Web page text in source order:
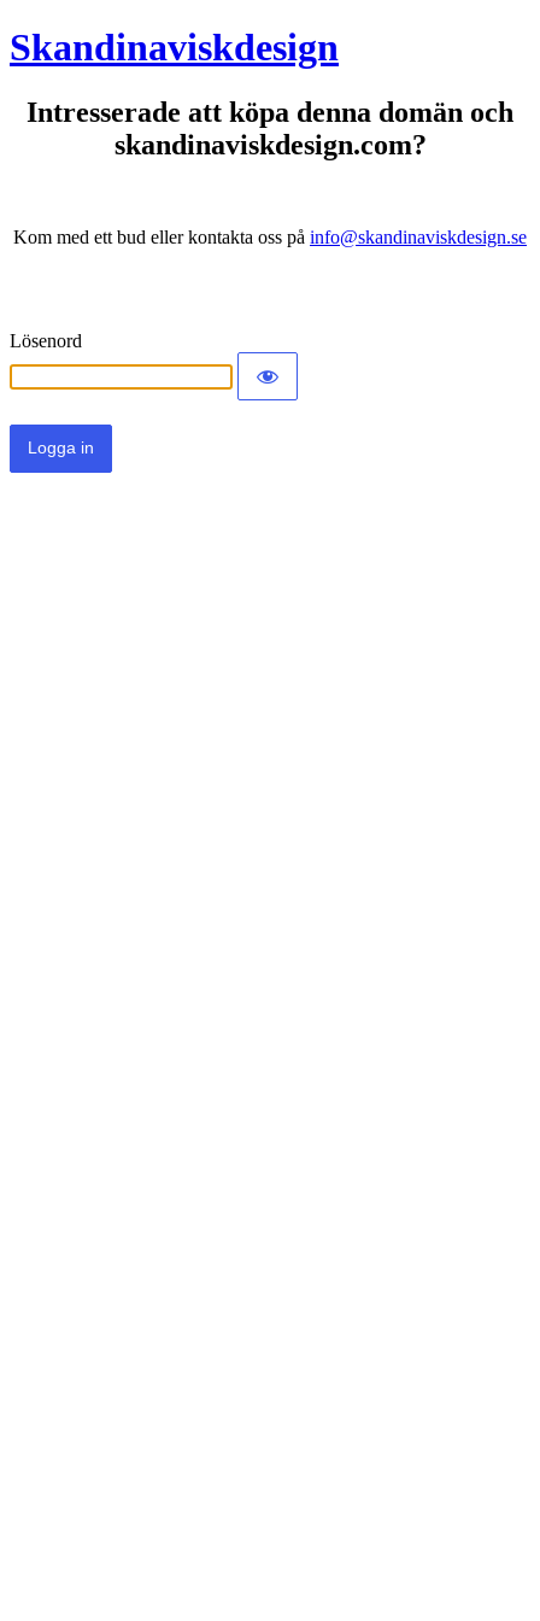
Skandinaviskdesign
Intresserade att köpa denna domän och
skandinaviskdesign.com?
Kom med ett bud eller kontakta oss på info@skandinaviskdesign.se
Lösenord